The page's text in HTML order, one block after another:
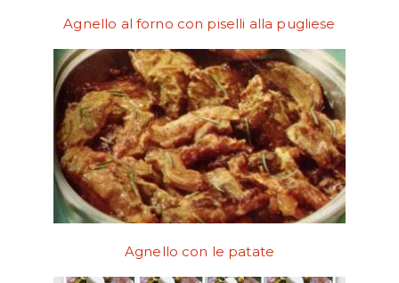
Agnello al forno con piselli alla pugliese
Agnello con le patate